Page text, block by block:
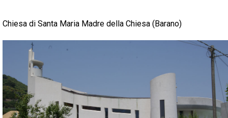
Chiesa di Santa Maria Madre della Chiesa (Barano)